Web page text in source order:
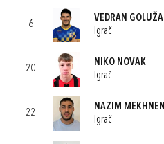
6
VEDRAN GOLUŽA
Igrač
20
NIKO NOVAK
Igrač
22
NAZIM MEKHNEN
Igrač